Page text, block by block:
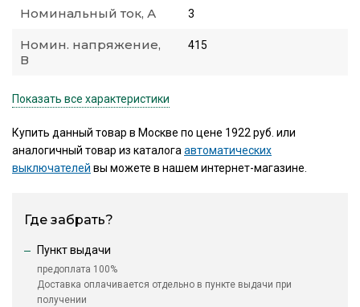
Номинальный ток, А 3
Номин. напряжение,
В
415
Показать все характеристики
Купить данный товар в Москве по цене 1922 руб. или
аналогичный товар из каталогаавтоматических
выключателей вы можете в нашем интернет-магазине.
Где забрать?
Пункт выдачи
предоплата 100%
Доставка оплачивается отдельно в пункте выдачи при
получении